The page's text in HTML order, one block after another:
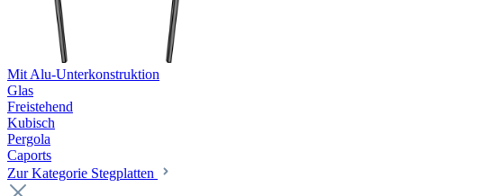
Mit Alu-Unterkonstruktion
Glas
Freistehend
Kubisch
Pergola
Caports
Zur Kategorie Stegplatten